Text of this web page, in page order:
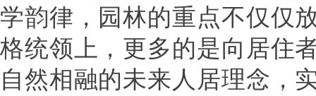
学韵律，园林的重点不仅仅
格统领上，更多的是向居住
自然相融的未来人居理念，